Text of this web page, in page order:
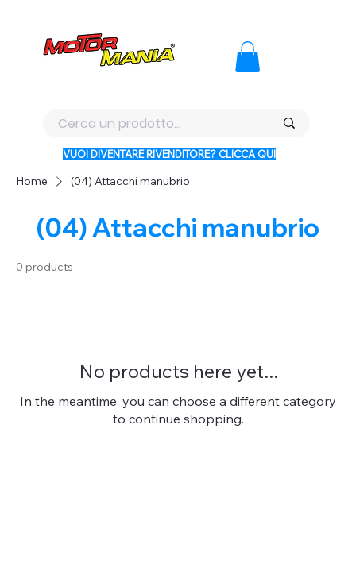
VUOI DIVENTARE RIVENDITORE? CLICCA QUI
Home (04) Attacchi manubrio
(04) Attacchi manubrio
0 products
No products here yet...
In the meantime, you can choose a different category
to continue shopping.